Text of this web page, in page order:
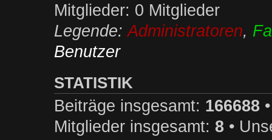
Mitglieder: 0 Mitglieder
Legende:Administratoren,
Benutzer
STATISTIK
Beiträge insgesamt: 166688
Mitglieder insgesamt: 8•